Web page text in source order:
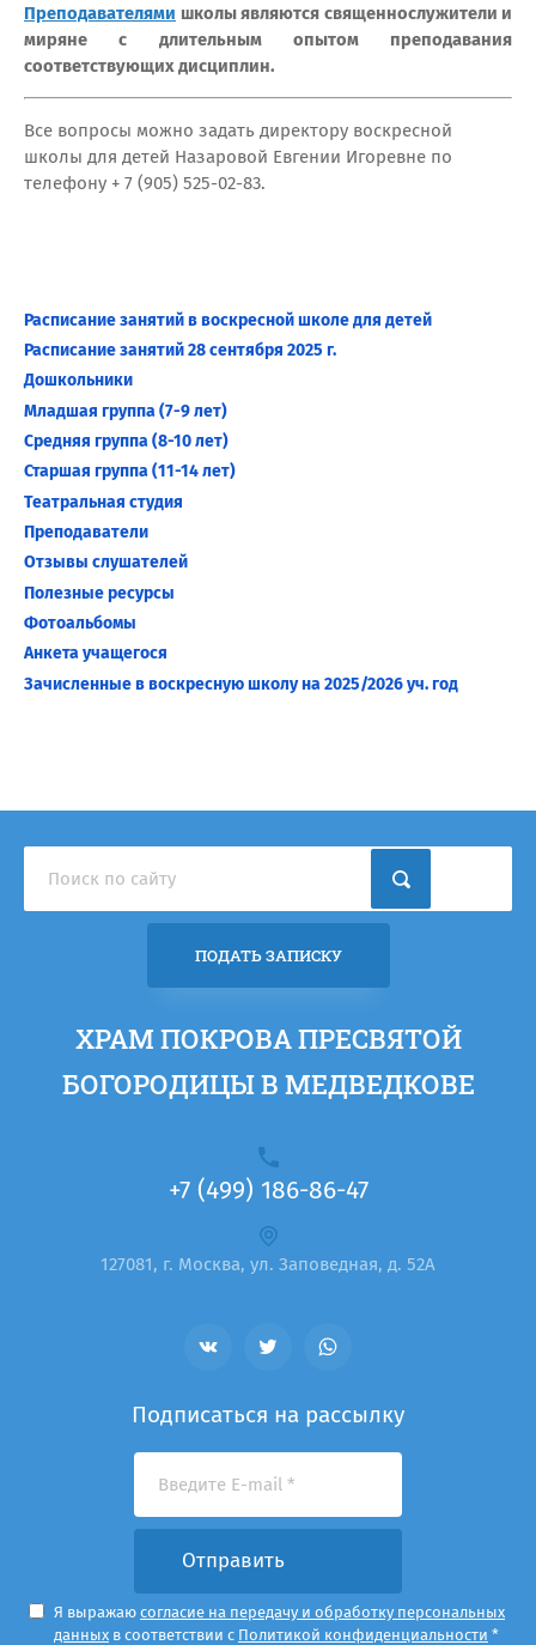
Преподавателями школы являются священнослужители и
миряне с длительным опытом преподавания
соответствующих дисциплин.
Все вопросы можно задать директору воскресной
школы для детей Назаровой Евгении Игоревне по
телефону + 7 (905) 525-02-83.
Расписание занятий в воскресной школе для детей
Расписание занятий 28 сентября 2025 г.
Дошкольники
Младшая группа (7-9 лет)
Средняя группа (8-10 лет)
Старшая группа (11-14 лет)
Театральная студия
Преподаватели
Отзывы слушателей
Полезные ресурсы
Фотоальбомы
Анкета учащегося
Зачисленные в воскресную школу на 2025/2026 уч. год
+7 (499) 186-86-47
127081, г. Москва, ул. Заповедная, д. 52А
ХРАМ ПОКРОВА ПРЕСВЯТОЙ
БОГОРОДИЦЫ В МЕДВЕДКОВЕ
ПОДАТЬ ЗАПИСКУ
Подписаться на рассылку
Отправить
Я выражаю согласие на передачу и обработку персональных
данных в соответствии с Политикой конфиденциальности *